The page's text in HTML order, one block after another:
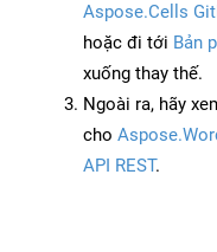
Aspose.Cells
hoặc đi tới Bản
xuống thay thế.
Ngoài ra, hãy
cho
API REST.